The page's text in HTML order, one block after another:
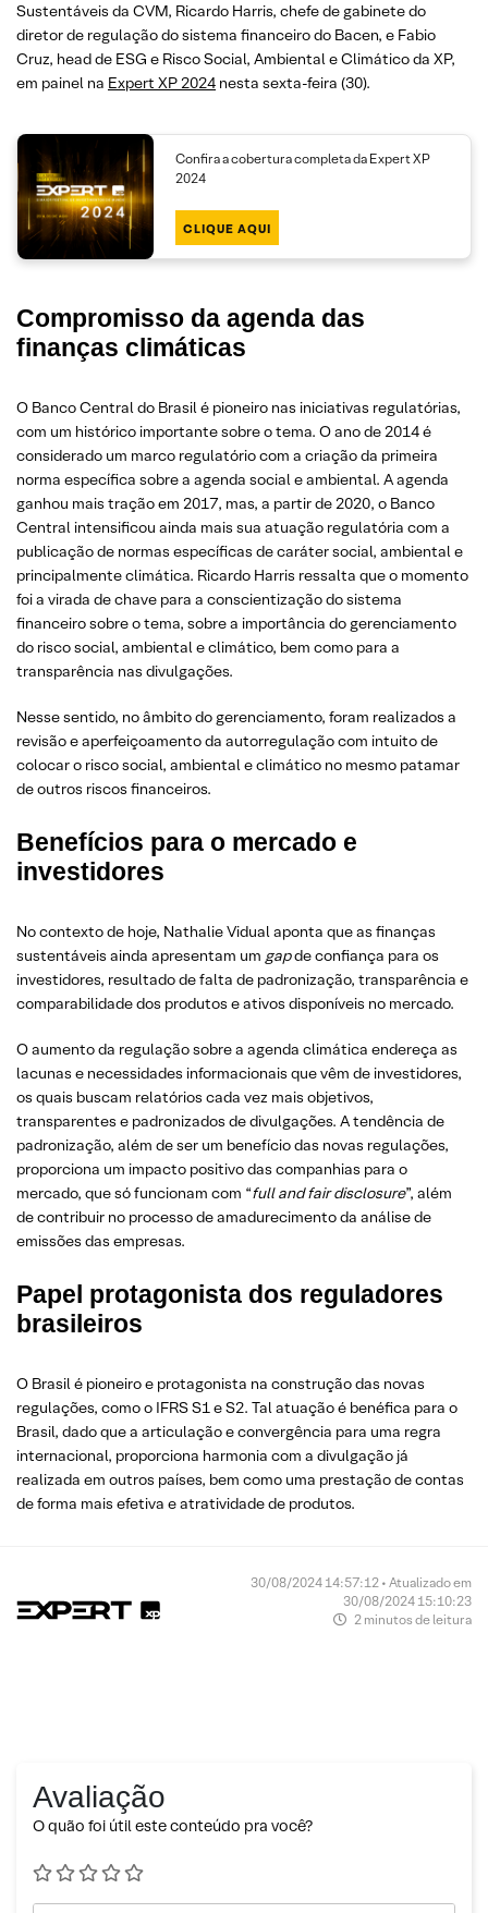
Sustentáveis da CVM, Ricardo Harris, chefe de gabinete do
diretor de regulação do sistema financeiro do Bacen, e Fabio
Cruz, head de ESG e Risco Social, Ambiental e Climático da XP,
em painel na Expert XP 2024 nesta sexta-feira (30).
Confira a cobertura completa da Expert XP
2024
CLIQUE AQUI
Compromisso da agenda das
finanças climáticas
O Banco Central do Brasil é pioneiro nas iniciativas regulatórias,
com um histórico importante sobre o tema. O ano de 2014 é
considerado um marco regulatório com a criação da primeira
norma específica sobre a agenda social e ambiental. A agenda
ganhou mais tração em 2017, mas, a partir de 2020, o Banco
Central intensificou ainda mais sua atuação regulatória com a
publicação de normas específicas de caráter social, ambiental e
principalmente climática. Ricardo Harris ressalta que o momento
foi a virada de chave para a conscientização do sistema
financeiro sobre o tema, sobre a importância do gerenciamento
do risco social, ambiental e climático, bem como para a
transparência nas divulgações.
Nesse sentido, no âmbito do gerenciamento, foram realizados a
revisão e aperfeiçoamento da autorregulação com intuito de
colocar o risco social, ambiental e climático no mesmo patamar
de outros riscos financeiros.
Benefícios para o mercado e
investidores
No contexto de hoje, Nathalie Vidual aponta que as finanças
sustentáveis ainda apresentam um gapde confiança para os
investidores, resultado de falta de padronização, transparência e
comparabilidade dos produtos e ativos disponíveis no mercado.
O aumento da regulação sobre a agenda climática endereça as
lacunas e necessidades informacionais que vêm de investidores,
os quais buscam relatórios cada vez mais objetivos,
transparentes e padronizados de divulgações. A tendência de
padronização, além de ser um benefício das novas regulações,
proporciona um impacto positivo das companhias para o
mercado, que só funcionam com “full and fair disclosure”, além
de contribuir no processo de amadurecimento da análise de
emissões das empresas.
Papel protagonista dos reguladores
brasileiros
O Brasil é pioneiro e protagonista na construção das novas
regulações, como o IFRS S1 e S2. Tal atuação é benéfica para o
Brasil, dado que a articulação e convergência para uma regra
internacional, proporciona harmonia com a divulgação já
realizada em outros países, bem como uma prestação de contas
de forma mais efetiva e atratividade de produtos.
30/08/2024 14:57:12 • Atualizado em
30/08/2024 15:10:23
2 minutos de leitura
Avaliação
O quão foi útil este conteúdo pra você?